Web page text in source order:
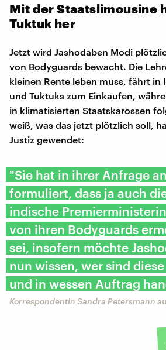
Mit der Staatslimousine
Tuktuk her
Jetzt wird Jashodaben Modi
von Bodyguards bewacht. Die
kleinen Rente leben muss, fährt in
und Tuktuks zum Einkaufen,
in klimatisierten Staatskarossen
weiß, was das jetzt plötzlich soll,
Justiz gewendet:
"Sie hat in ihrer Anfrage
formuliert, dass ja auch
indische
von ihren Bodyguards
sei, insofern möchte
nun wissen, wer sind
und in wessen Auftrag
Korrespondentin Sandra Petersmann